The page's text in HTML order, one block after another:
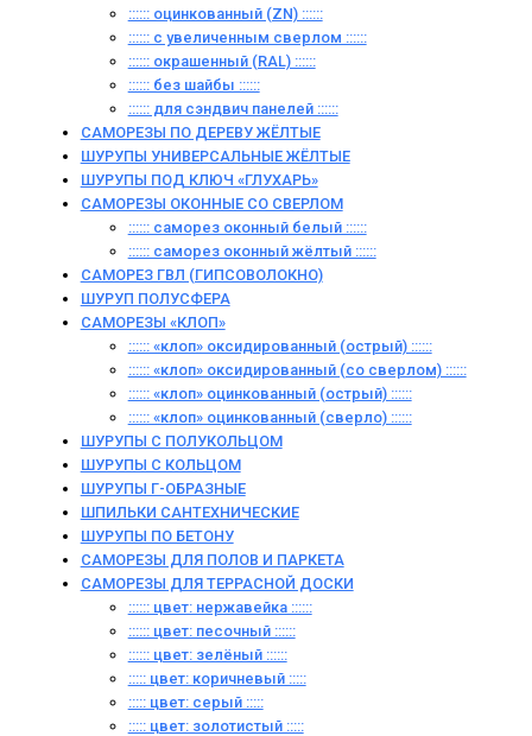
:::::: оцинкованный (ZN) ::::::
:::::: с увеличенным сверлом ::::::
:::::: окрашенный (RAL) ::::::
:::::: без шайбы ::::::
:::::: для сэндвич панелей ::::::
САМОРЕЗЫ ПО ДЕРЕВУ ЖЁЛТЫЕ
ШУРУПЫ УНИВЕРСАЛЬНЫЕ ЖЁЛТЫЕ
ШУРУПЫ ПОД КЛЮЧ «ГЛУХАРЬ»
САМОРЕЗЫ ОКОННЫЕ СО СВЕРЛОМ
:::::: саморез оконный белый ::::::
:::::: саморез оконный жёлтый ::::::
САМОРЕЗ ГВЛ (ГИПСОВОЛОКНО)
ШУРУП ПОЛУСФЕРА
САМОРЕЗЫ «КЛОП»
:::::: «клоп» оксидированный (острый) ::::::
:::::: «клоп» оксидированный (со сверлом) ::::::
:::::: «клоп» оцинкованный (острый) ::::::
:::::: «клоп» оцинкованный (сверло) ::::::
ШУРУПЫ С ПОЛУКОЛЬЦОМ
ШУРУПЫ С КОЛЬЦОМ
ШУРУПЫ Г-ОБРАЗНЫЕ
ШПИЛЬКИ САНТЕХНИЧЕСКИЕ
ШУРУПЫ ПО БЕТОНУ
САМОРЕЗЫ ДЛЯ ПОЛОВ И ПАРКЕТА
САМОРЕЗЫ ДЛЯ ТЕРРАСНОЙ ДОСКИ
:::::: цвет: нержавейка ::::::
:::::: цвет: песочный ::::::
:::::: цвет: зелёный ::::::
::::: цвет: коричневый :::::
::::: цвет: серый :::::
::::: цвет: золотистый :::::